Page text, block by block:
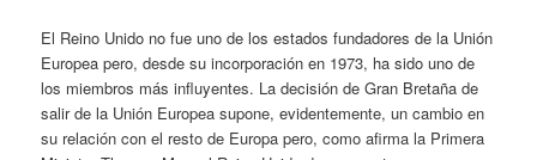
El Reino Unido no fue uno de los estados fundadores de la Unión
Europea pero, desde su incorporación en 1973, ha sido uno de
los miembros más influyentes. La decisión de Gran Bretaña de
salir de la Unión Europea supone, evidentemente, un cambio en
su relación con el resto de Europa pero, como afirma la Primera